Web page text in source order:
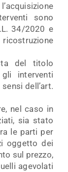
sono
34/2020 e
del titolo
interventi
dell’art.
nel caso in
sia stato
le parti per
oggetto dei
sul prezzo,
agevolati